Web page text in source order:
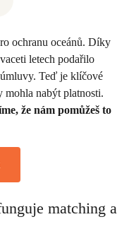
ochranu oceánů. Díky
letech podařilo
Teď je klíčové
mohla nabýt platnosti.
že nám pomůžeš to
matching a